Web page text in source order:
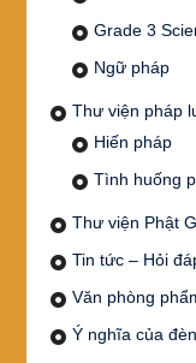
Grade 3
Ngữ pháp
Thư viện pháp
Hiến pháp
Tình huống
Thư viện Phật
Tin tức – Hỏi
Văn phòng
Ý nghĩa của